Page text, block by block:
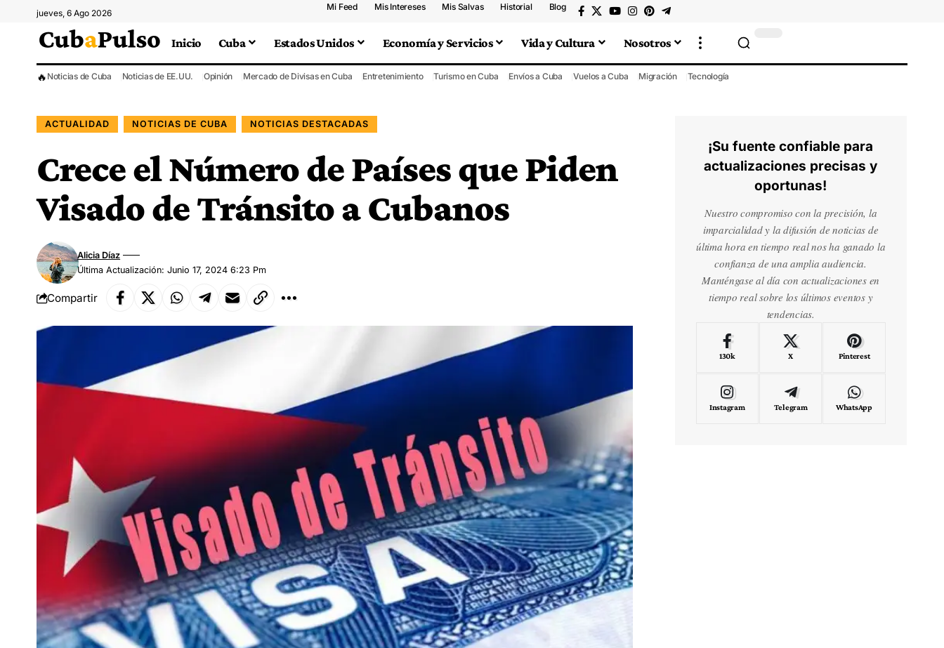
jueves, 6 Ago 2026
Mi Feed Mis Intereses Mis Salvas Historial Blog
Inicio Cuba Estados Unidos Economía y Servicios Vida y Cultura Nosotros
🔥 Noticias de Cuba Noticias de EE.UU. Opinión Mercado de Divisas en Cuba Entretenimiento Turismo en Cuba Envíos a Cuba Vuelos a Cuba Migración Tecnología
ACTUALIDAD NOTICIAS DE CUBA NOTICIAS DESTACADAS
Crece el Número de Países que Piden
Visado de Tránsito a Cubanos
Última Actualización: Junio 17, 2024 6:23 Pm
Alicia Díaz
Compartir
¡Su fuente confiable para
actualizaciones precisas y
oportunas!
Nuestro compromiso con la precisión, la
imparcialidad y la difusión de noticias de
última hora en tiempo real nos ha ganado la
confianza de una amplia audiencia.
Manténgase al día con actualizaciones en
tiempo real sobre los últimos eventos y
tendencias.
130k X Pinterest
Instagram Telegram WhatsApp